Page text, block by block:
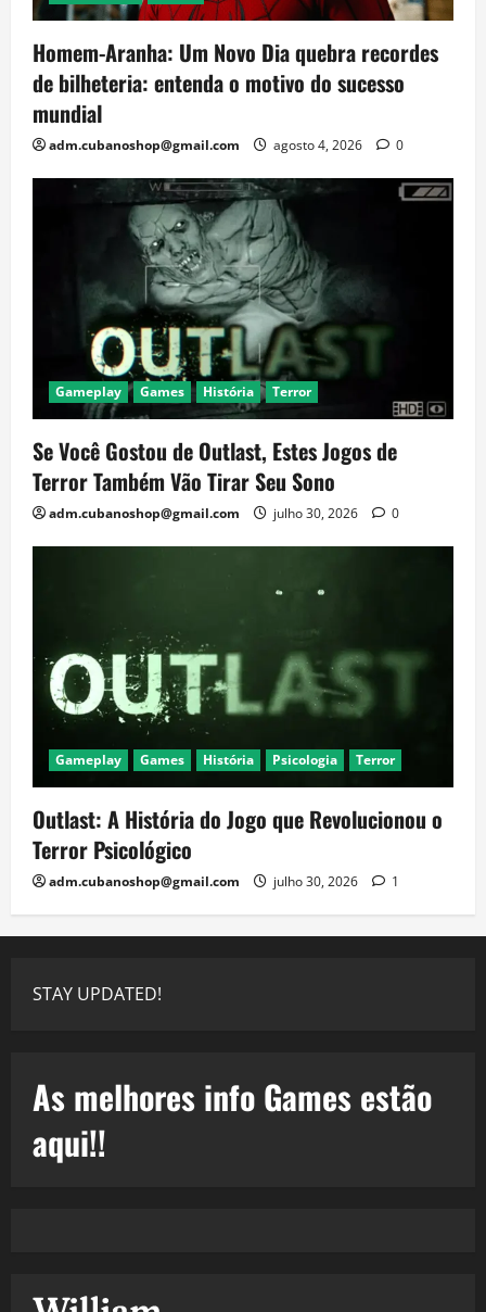
Homem-Aranha: Um Novo Dia quebra recordes
de bilheteria: entenda o motivo do sucesso
mundial
adm.cubanoshop@gmail.com agosto 4, 2026 0
Gameplay Games História Terror
Se Você Gostou de Outlast, Estes Jogos de
Terror Também Vão Tirar Seu Sono
adm.cubanoshop@gmail.com julho 30, 2026 0
Gameplay Games História Psicologia Terror
Outlast: A História do Jogo que Revolucionou o
Terror Psicológico
adm.cubanoshop@gmail.com julho 30, 2026 1
STAY UPDATED!
As melhores info Games estão
aqui!!